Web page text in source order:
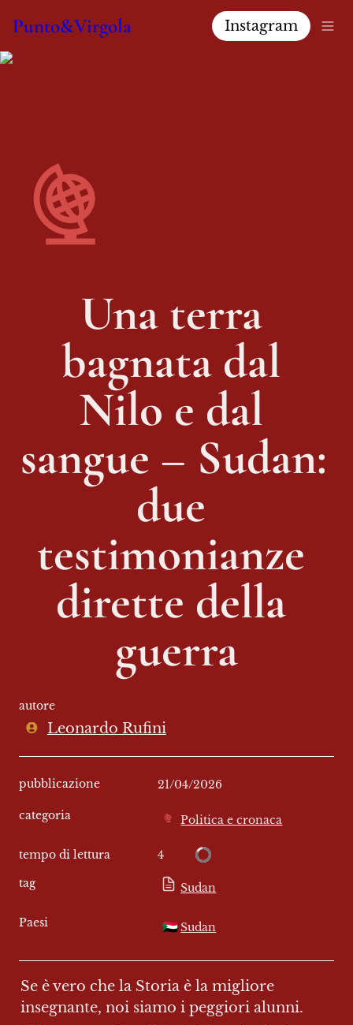
Punto&Virgola Instagram
Una terra
bagnata dal
Nilo e dal
sangue – Sudan:
due
testimonianze
dirette della
guerra
autore
Leonardo Rufini
pubblicazione 21/04/2026
categoria Politica e cronaca
tempo di lettura 4
tag Sudan
Paesi 🇸🇩Sudan
Se è vero che la Storia è la migliore
insegnante, noi siamo i peggiori alunni.